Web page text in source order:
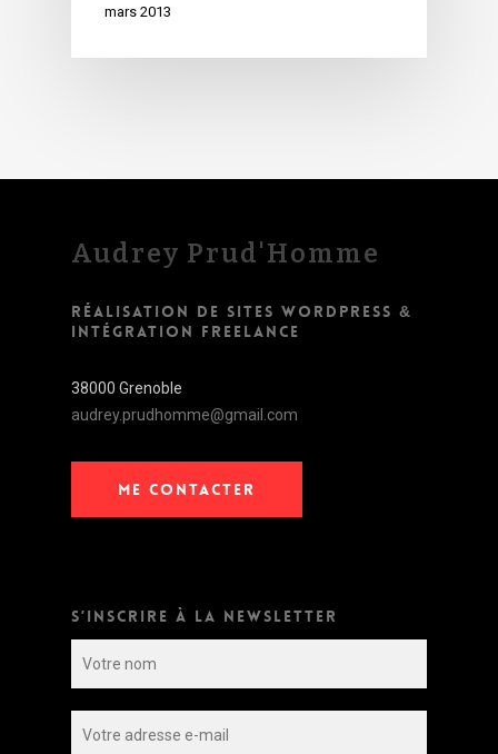
mars 2013
Audrey Prud'Homme
RÉALISATION DE SITES WORDPRESS &
INTÉGRATION FREELANCE
38000 Grenoble
audrey.prudhomme@gmail.com
ME CONTACTER
S’INSCRIRE À LA NEWSLETTER